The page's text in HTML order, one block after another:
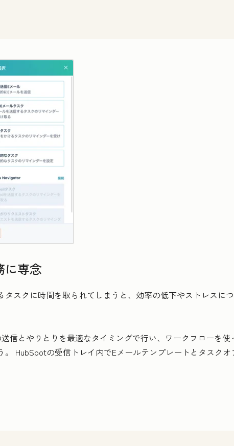
に専念
スクに時間を取られてしまうと、効率の低下やストレスに
信とやりとりを最適なタイミングで行い、ワークフローを使
HubSpotの受信トレイ内でEメールテンプレートとタスクオ